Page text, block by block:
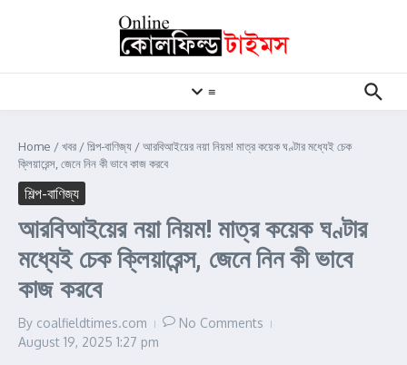
≡
Home /খবর /শিল্প-বাণিজ্য /আরবিআইয়ের নয়া নিয়ম! মাত্র কয়েক ঘণ্টার মধ্যেই চেক
ক্লিয়ারেন্স, জেনে নিন কী ভাবে কাজ করবে
শিল্প-বাণিজ্য
আরবিআইয়ের নয়া নিয়ম! মাত্র কয়েক ঘণ্টার
মধ্যেই চেক ক্লিয়ারেন্স, জেনে নিন কী ভাবে
কাজ করবে
By coalfieldtimes.com
No Comments
August 19, 2025 1:27 pm